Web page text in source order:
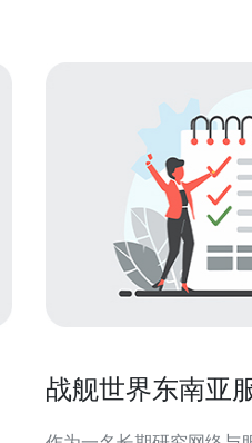
战舰世界东南亚